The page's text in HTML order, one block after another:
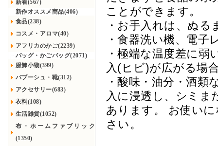
新着(567)
新作オススメ商品(406)
食品(238)
コスメ・アロマ(40)
アフリカのかご(2239)
バッグ・かごバッグ(2071)
服飾小物(399)
バブーシュ・靴(312)
アクセサリー(683)
衣料(108)
生活雑貨(1052)
布・ホームファブリック
(1350)
ことができます。
・お手入れは、ぬ
・食器洗い機、電
・極端な温度差に
入(ヒビ)が広がる場
・酸味・油分・酒
入に浸透し、シミ
あります。 お使い
さい。